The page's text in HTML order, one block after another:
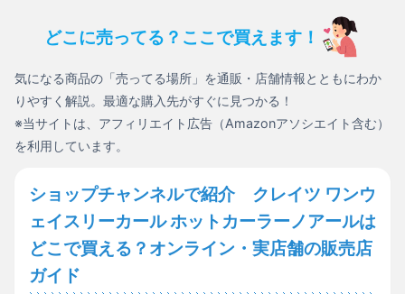
どこに売ってる？ここで買えます！
気になる商品の「売ってる場所」を通販・店舗情報とともにわか
りやすく解説。最適な購入先がすぐに見つかる！
※当サイトは、アフィリエイト広告（Amazonアソシエイト含む）
を利用しています。
ショップチャンネルで紹介 クレイツ ワンウ
ェイスリーカール ホットカーラーノアールは
どこで買える？オンライン・実店舗の販売店
ガイド